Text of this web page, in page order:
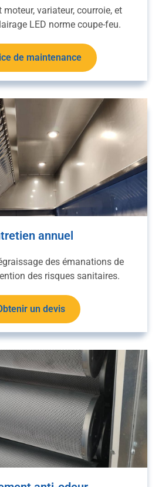
moteur, variateur, courroie, et
LED norme coupe-feu.
de maintenance
annuel
des émanations de
des risques sanitaires.
un devis